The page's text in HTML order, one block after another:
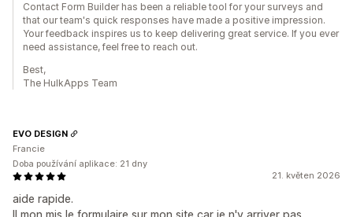
Contact Form Builder has been a reliable tool for your surveys and
that our team's quick responses have made a positive impression.
Your feedback inspires us to keep delivering great service. If you ever
need assistance, feel free to reach out.
Best,
The HulkApps Team
21. květen 2026
aide rapide.
Il mon mis le formulaire sur mon site car je n'y arriver pas
EVO DESIGN
Francie
Doba používání aplikace: 21 dny